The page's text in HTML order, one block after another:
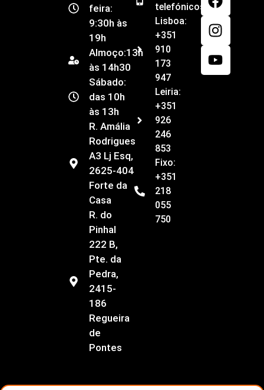
feira:
9:30h às
19h
Almoço:13h
às 14h30
Sábado:
das 10h
às 13h
R. Amália
Rodrigues
A3 Lj Esq,
2625-404
Forte da
Casa
R. do
Pinhal
222 B,
Pte. da
Pedra,
2415-
186
Regueira
de
Pontes
telefónicos
Lisboa:
+351
910
173
947
Leiria:
+351
926
246
853
Fixo:
+351
218
055
750